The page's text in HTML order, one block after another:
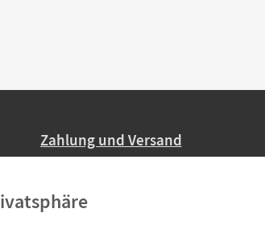
Zahlung und Versand
Ab 59,– EUR Bestellwert liefern